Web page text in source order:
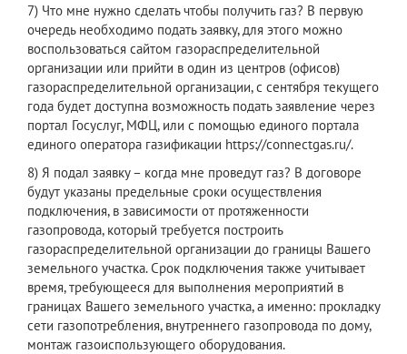
7) Что мне нужно сделать чтобы получить газ? В первую
очередь необходимо подать заявку, для этого можно
воспользоваться сайтом газораспределительной
организации или прийти в один из центров (офисов)
газораспределительной организации, с сентября текущего
года будет доступна возможность подать заявление через
портал Госуслуг, МФЦ, или с помощью единого портала
единого оператора газификации https://connectgas.ru/.
8) Я подал заявку – когда мне проведут газ? В договоре
будут указаны предельные сроки осуществления
подключения, в зависимости от протяженности
газопровода, который требуется построить
газораспределительной организации до границы Вашего
земельного участка. Срок подключения также учитывает
время, требующееся для выполнения мероприятий в
границах Вашего земельного участка, а именно: прокладку
сети газопотребления, внутреннего газопровода по дому,
монтаж газоиспользующего оборудования.